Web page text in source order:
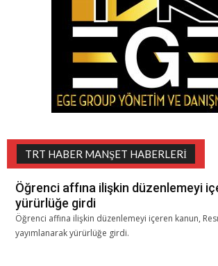
TRT HABER MANŞET HABERLERI
Öğrenci affına ilişkin düzenlemeyi
yürürlüğe girdi
Öğrenci affına ilişkin düzenlemeyi içeren kanun,
yayımlanarak yürürlüğe girdi.